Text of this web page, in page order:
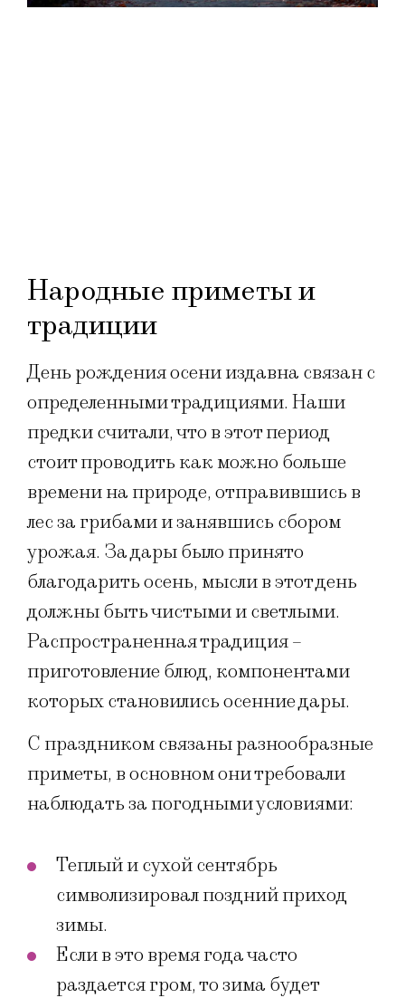
Народные приметы и
традиции
День рождения осени издавна связан с
определенными традициями. Наши
предки считали, что в этот период
стоит проводить как можно больше
времени на природе, отправившись в
лес за грибами и занявшись сбором
урожая. За дары было принято
благодарить осень, мысли в этот день
должны быть чистыми и светлыми.
Распространенная традиция –
приготовление блюд, компонентами
которых становились осенние дары.
С праздником связаны разнообразные
приметы, в основном они требовали
наблюдать за погодными условиями:
Теплый и сухой сентябрь
символизировал поздний приход
зимы.
Если в это время года часто
раздается гром, то зима будет